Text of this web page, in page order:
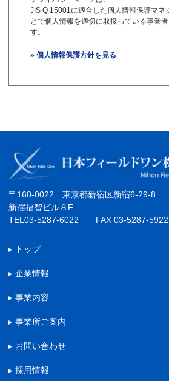
JIS Q 15001に適合した個人情報保護マネ
とで個人情報を適切に取扱っている事業
す。
» 個人情報保護方針を見る
〒160-0022 東京都新宿区新宿6-29-8
新宿福智ビル８F
TEL03-5287-6022 FAX 03-5287-5922
トップ
企業情報
事業内容
事業所ご案内
お問い合わせ
採用情報